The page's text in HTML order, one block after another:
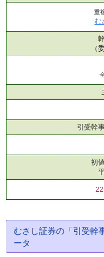
重
む
（
引受幹
初
むさし証券の「引受幹
ータ